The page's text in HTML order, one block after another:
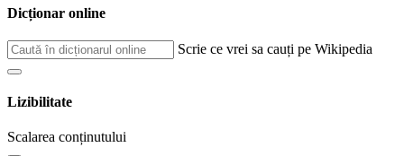
Dicționar online
Scrie ce vrei sa cauți pe Wikipedia
Lizibilitate
Scalarea conținutului